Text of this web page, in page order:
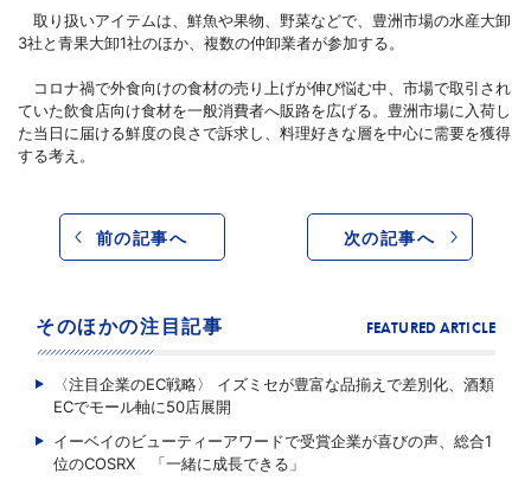
取り扱いアイテムは、鮮魚や果物、野菜などで、豊洲市場の水産大卸
3社と青果大卸1社のほか、複数の仲卸業者が参加する。
コロナ禍で外食向けの食材の売り上げが伸び悩む中、市場で取引され
ていた飲食店向け食材を一般消費者へ販路を広げる。豊洲市場に入荷し
た当日に届ける鮮度の良さで訴求し、料理好きな層を中心に需要を獲得
する考え。
前の記事へ 次の記事へ
そのほかの注目記事 FEATURED ARTICLE
〈注目企業のEC戦略〉 イズミセが豊富な品揃えで差別化、酒類
ECでモール軸に50店展開
イーベイのビューティーアワードで受賞企業が喜びの声、総合1
位のCOSRX 「一緒に成長できる」